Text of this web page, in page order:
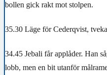
bollen gick rakt mot stolpen.
35.30 Läge för Cederqvist,
34.45 Jebali får applåder. Han
lobb, men en bit utanför